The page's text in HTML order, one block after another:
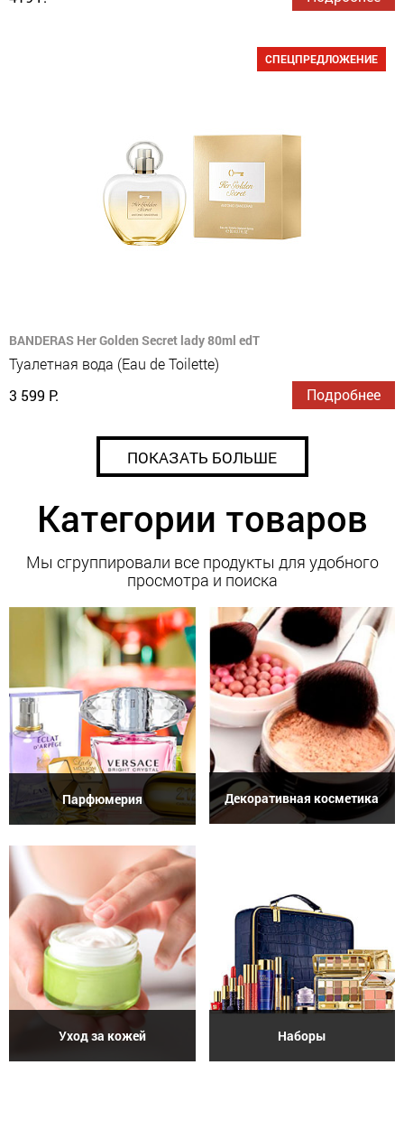
СПЕЦПРЕДЛОЖЕНИЕ
BANDERAS Her Golden Secret lady 80ml edT
Туалетная вода (Eau de Toilette)
3 599 Р.
Подробнее
ПОКАЗАТЬ БОЛЬШЕ
Категории товаров
Мы сгруппировали все продукты для удобного
просмотра и поиска
Парфюмерия Декоративная косметика
Уход за кожей Наборы